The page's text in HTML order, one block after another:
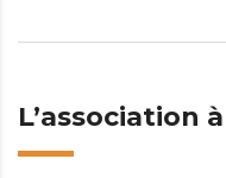
L’association